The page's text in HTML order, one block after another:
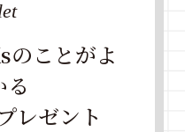
ことがよ
る
レゼント